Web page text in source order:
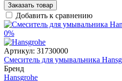
Заказать товар
Добавить к сравнению
0%
Артикул: 31730000
Смеситель для умывальника
Бренд
Hansgrohe